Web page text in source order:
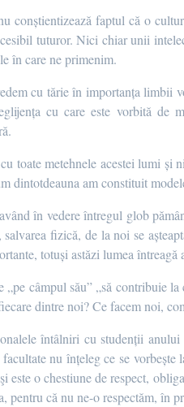
conștientizează faptul că o
tuturor. Nici chiar unii
în care ne primenim.
cu tărie în importanța limbii
cu care este vorbită de
toate metehnele acestei lumi
dintotdeauna am constituit
în vedere întregul glob
fizică, de la noi se
totuși astăzi lumea
„pe câmpul său” „să contribuie
dintre noi? Ce facem noi,
întâlniri cu studenții
nu înțeleg ce se
este o chestiune de respect,
pentru că nu ne-o respectăm, în